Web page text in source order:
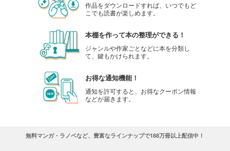
作品をダウンロードすれば、いつでもど
こでも読書が楽しめます。
本棚を作って本の整理ができる！
ジャンルや作家ごとなどに本を分類し
て、鍵もかけられます。
お得な通知機能！
通知を許可すると、お得なクーポン情報
などが届きます。
無料マンガ・ラノベなど、豊富なラインナップで188万冊以上配信中！